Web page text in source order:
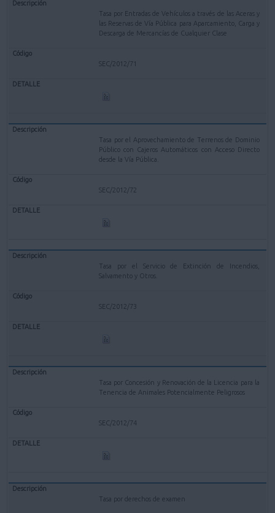
Tasa por Entradas de Vehículos a través de las Aceras y
las Reservas de Vía Pública para Aparcamiento, Carga y
Descarga de Mercancías de Cualquier Clase
SEC/2012/71
Tasa por el Aprovechamiento de Terrenos de Dominio
Público con Cajeros Automáticos con Acceso Directo
desde la Vía Pública.
SEC/2012/72
Tasa por el Servicio de Extinción de Incendios,
Salvamento y Otros.
SEC/2012/73
Tasa por Concesión y Renovación de la Licencia para la
Tenencia de Animales Potencialmente Peligrosos
SEC/2012/74
Tasa por derechos de examen